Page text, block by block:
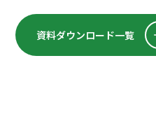
資料ダウンロード一覧